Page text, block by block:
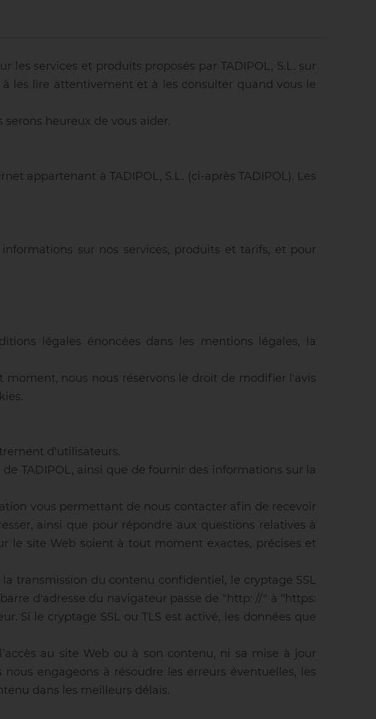
les services et produits proposés par TADIPOL, S.L. sur
les lire attentivement et à les consulter quand vous le
heureux de vous aider.
appartenant à TADIPOL, S.L. (ci-après TADIPOL). Les
sur nos services, produits et tarifs, et pour
légales énoncées dans les mentions légales, la
nous nous réservons le droit de modifier l'avis
d'utilisateurs.
TADIPOL, ainsi que de fournir des informations sur la
vous permettant de nous contacter afin de recevoir
ainsi que pour répondre aux questions relatives à
le site Web soient à tout moment exactes, précises et
transmission du contenu confidentiel, le cryptage SSL
d'adresse du navigateur passe de "http: //" à "https:
Si le cryptage SSL ou TLS est activé, les données que
au site Web ou à son contenu, ni sa mise à jour
engageons à résoudre les erreurs éventuelles, les
dans les meilleurs délais.